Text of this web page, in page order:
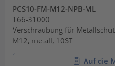
PCS10-FM-M12-NPB-ML
166-31000
Verschraubung für
M12, metall, 10ST
Auf die